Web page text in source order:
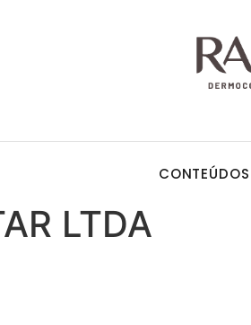
CONTEÚDOS
LTDA